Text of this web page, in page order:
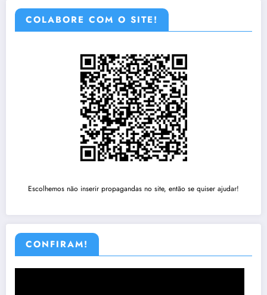
COLABORE COM O SITE!
Escolhemos não inserir propagandas no site, então se quiser ajudar!
CONFIRAM!